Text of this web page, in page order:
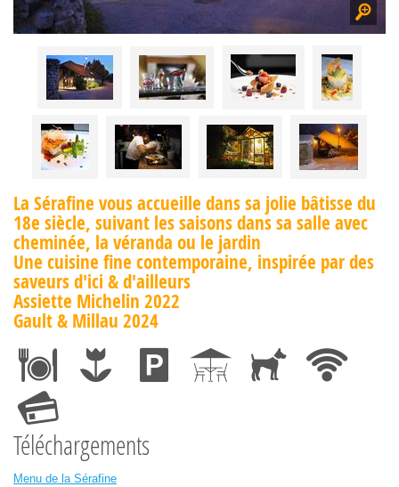
La Sérafine vous accueille dans sa jolie bâtisse du
18e siècle, suivant les saisons dans sa salle avec
cheminée, la véranda ou le jardin
Une cuisine fine contemporaine, inspirée par des
saveurs d'ici & d'ailleurs
Assiette Michelin 2022
Gault & Millau 2024
Téléchargements
Menu de la Sérafine